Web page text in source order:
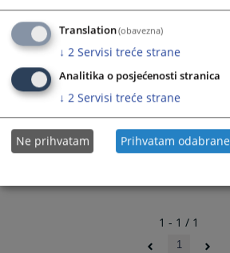
1 - 1 / 1
1
Translation(obavezna)
↓ 2 Servisi treće strane
Analitika o posjećenosti stranica
↓ 2 Servisi treće strane
Ne prihvatam Prihvatam odabrane